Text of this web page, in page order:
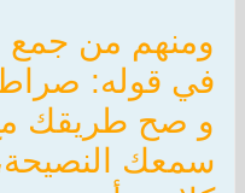
ومنهم من جمع
في قوله:
و صح طريقك
سمعك